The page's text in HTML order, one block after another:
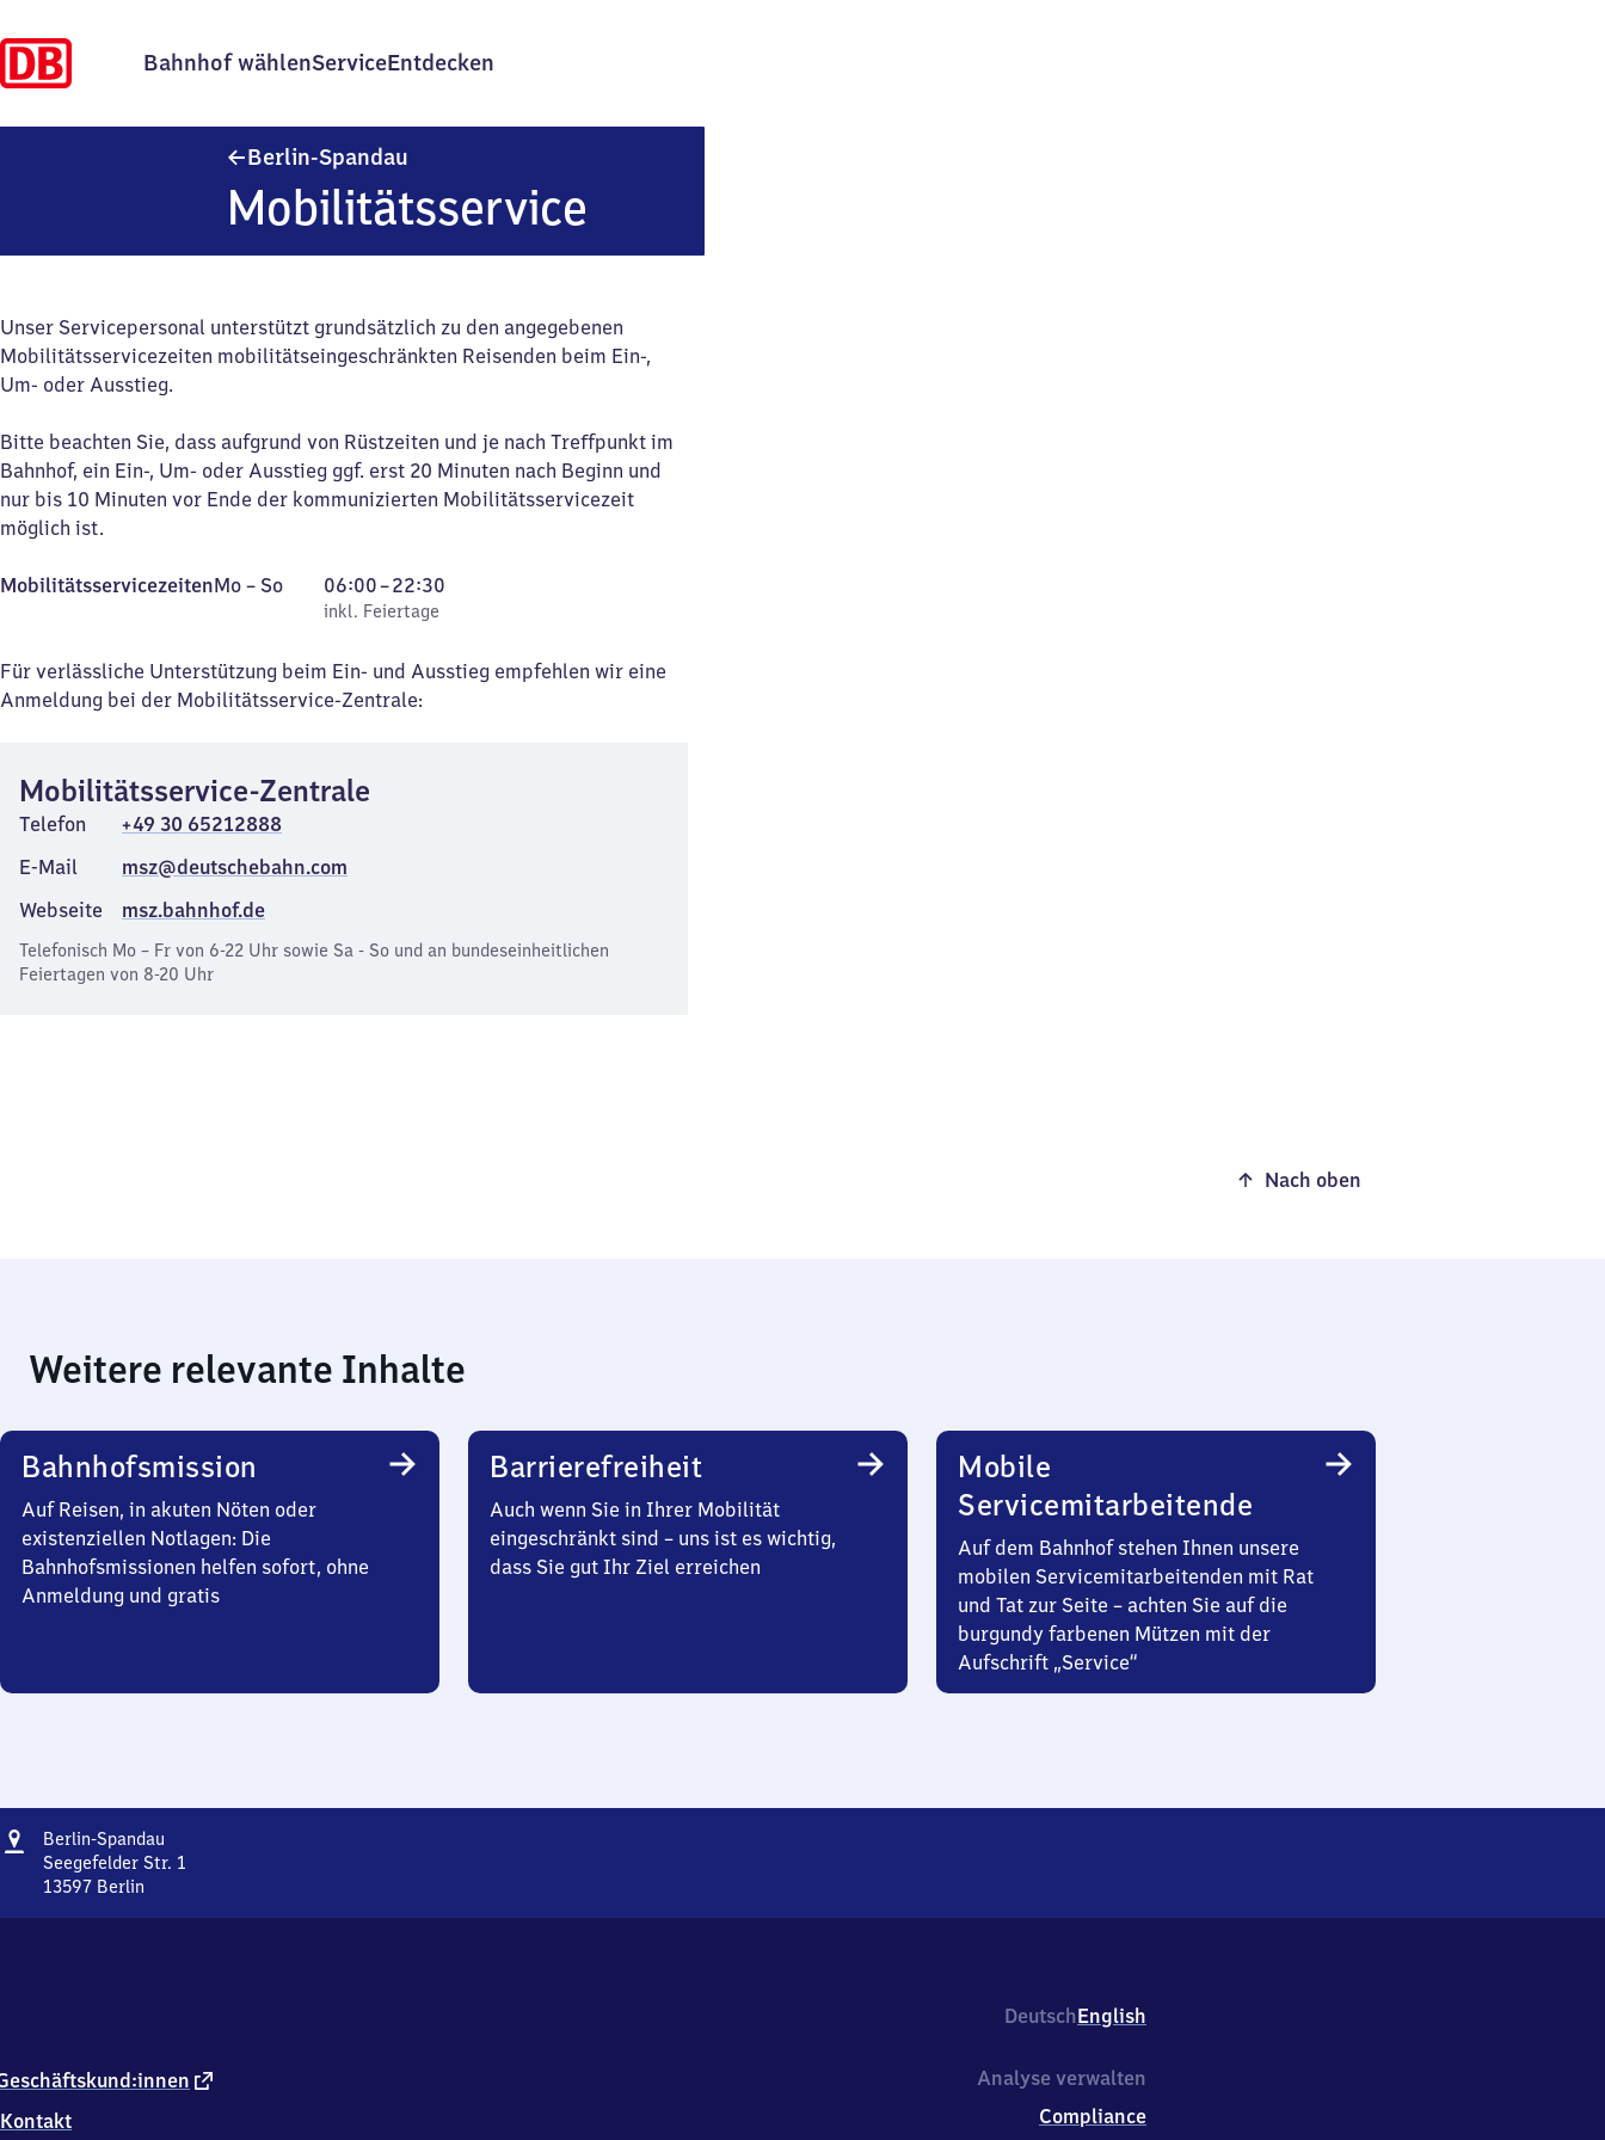
Bahnhof wählenServiceEntdecken
Berlin-Spandau
Mobilitätsservice
Unser Servicepersonal unterstützt grundsätzlich zu den angegebenen
Mobilitätsservicezeiten mobilitätseingeschränkten Reisenden beim Ein-,
Um- oder Ausstieg.
Bitte beachten Sie, dass aufgrund von Rüstzeiten und je nach Treffpunkt im
Bahnhof, ein Ein-, Um- oder Ausstieg ggf. erst 20 Minuten nach Beginn und
nur bis 10 Minuten vor Ende der kommunizierten Mobilitätsservicezeit
möglich ist.
MobilitätsservicezeitenMontag
Mo – So,
inkl. Feiertage
06:00–22:30
Von
6
bis
22
inkl. Feiertage
Für verlässliche Unterstützung beim Ein- und Ausstieg empfehlen wir eine
Anmeldung bei der Mobilitätsservice-Zentrale:
Mobilitätsservice-Zentrale
Telefon
+49 30 65212888
E-Mail
msz@deutschebahn.com
Webseite
msz.bahnhof.de
Telefonisch Mo – Fr von 6-22 Uhr sowie Sa - So und an bundeseinheitlichen
Feiertagen von 8-20 Uhr
Nach oben
Weitere relevante Inhalte
Bahnhofsmission
Auf Reisen, in akuten Nöten oder
existenziellen Notlagen: Die
Bahnhofsmissionen helfen sofort, ohne
Anmeldung und gratis
Barrierefreiheit
Auch wenn Sie in Ihrer Mobilität
eingeschränkt sind – uns ist es wichtig,
dass Sie gut Ihr Ziel erreichen
Mobile
Servicemitarbeitende
Auf dem Bahnhof stehen Ihnen unsere
mobilen Servicemitarbeitenden mit Rat
und Tat zur Seite – achten Sie auf die
burgundy farbenen Mützen mit der
Aufschrift „Service“
Adresse
Berlin-Spandau
Spandau
Seegefelder Str. 1
13597 Berlin
5
7
DeutschEnglish
externer
Kontakt
Analyse verwalten
Compliance